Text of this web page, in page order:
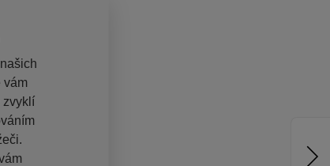
vám
zvyklí